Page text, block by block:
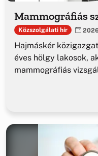
Mammográfiás
Közszolgálati hír
Hajmáskér
éves hölgy lakosok,
mammográfiás